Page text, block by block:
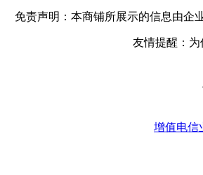
免责声明：本商铺所展示的信息由企
友情提醒：
增值电信